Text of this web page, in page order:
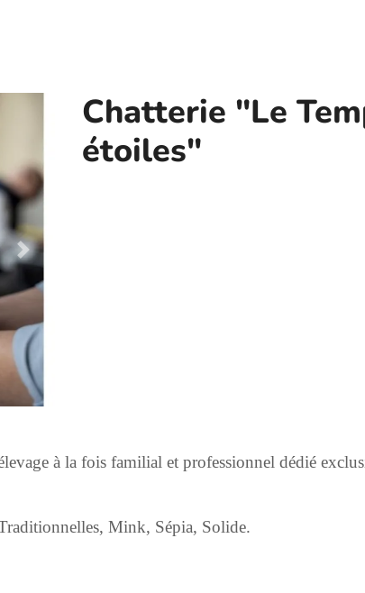
Next
Chatterie "Le
étoiles"
à la fois familial et professionnel dédié
Mink, Sépia, Solide.